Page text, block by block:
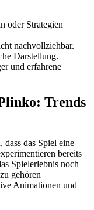
oder Strategien
nachvollziehbar.
Darstellung.
und erfahrene
Trends
dass das Spiel eine
bereits
Spielerlebnis noch
gehören
Animationen und